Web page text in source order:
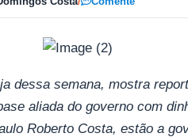
dessa semana, mostra
aliada do governo com
Roberto Costa, estão a